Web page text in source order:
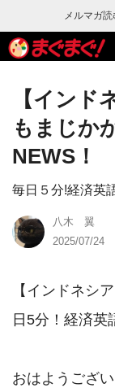
メルマガ
【インド
もまじか
NEWS！
毎日５分!経済英
八木 翼
2025/07/24
【インドネシ
日5分！経済英
おはようござい